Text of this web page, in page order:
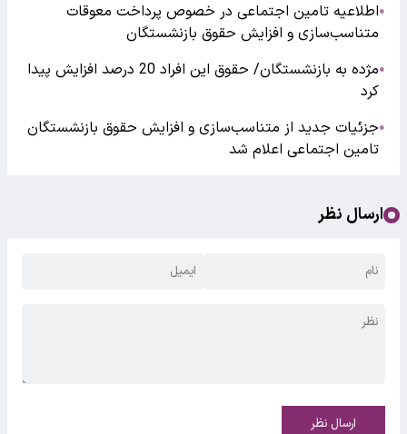
●اطلاعیه تامین اجتماعی در خصوص پرداخت معوقات
متناسب‌سازی و افزایش حقوق بازنشستگان
●
مژده به بازنشستگان/ حقوق این افراد 20 درصد افزایش پیدا
کرد
●جزئیات جدید از متناسب‌سازی و افزایش حقوق بازنشستگان
تامین اجتماعی اعلام شد
ارسال نظر
ارسال نظر